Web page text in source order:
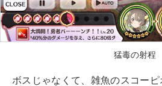
猛毒の射程
ボスじゃなくて、雑魚のスコー